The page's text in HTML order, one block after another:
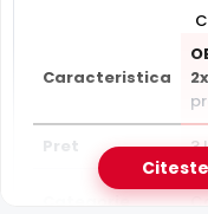
Caracteristica
Pret 3
Categorie